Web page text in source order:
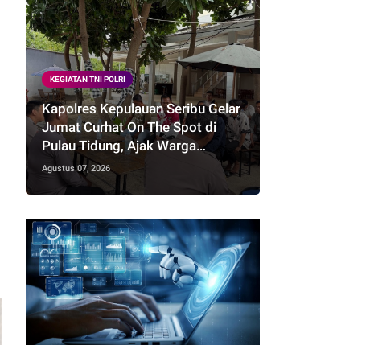
KEGIATAN TNI POLRI
Kapolres Kepulauan Seribu Gelar
Jumat Curhat On The Spot di
Pulau Tidung, Ajak Warga
Perkuat Kamtibmas
Agustus 07, 2026